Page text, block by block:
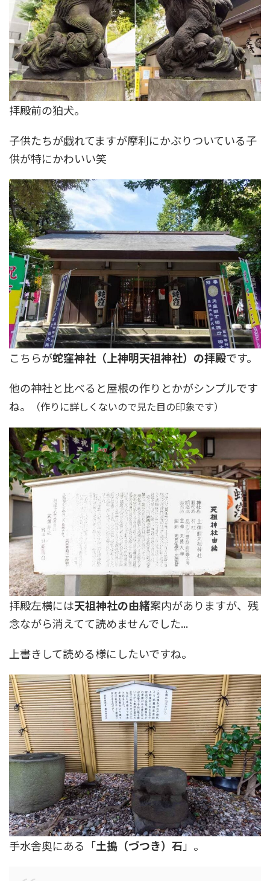
拝殿前の狛犬。
子供たちが戯れてますが摩利にかぶりついている子
供が特にかわいい笑
こちらが蛇窪神社（上神明天祖神社）の拝殿です。
他の神社と比べると屋根の作りとかがシンプルです
ね。
（作りに詳しくないので見た目の印象です）
拝殿左横には天祖神社の由緒案内がありますが、残
念ながら消えてて読めませんでした...
上書きして読める様にしたいですね。
手水舎奥にある「土搗（づつき）石 」。